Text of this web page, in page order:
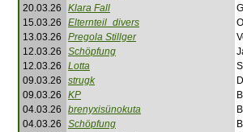
20.03.26
Klara Fall
15.03.26
Elternteil_divers
13.03.26
Pregola Stillger
12.03.26
Schöpfung
12.03.26
Lotta
09.03.26
strugk
09.03.26
KP
04.03.26
brenyxisünokuta
04.03.26
Schöpfung